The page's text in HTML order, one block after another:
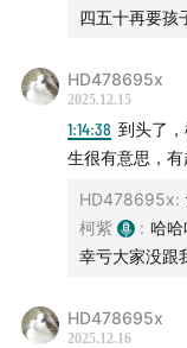
If - Pink Floyd
/ 嘉宾老师们的节目 /
四五十再要孩
HD478695x
2025.12.15
1:14:38 到头了
生很有意思，有
HD478695x:
柯紫
: 哈哈
幸亏大家没跟
HD478695x
2025.12.16